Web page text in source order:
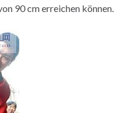
90 cm erreichen können.